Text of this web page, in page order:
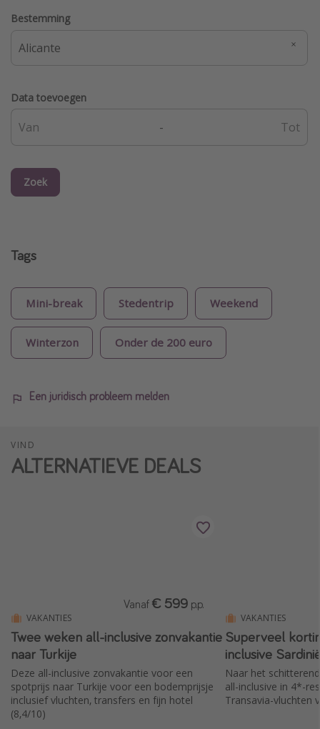
Bestemming
Data toevoegen
-
Zoek
Tags
Mini-break Stedentrip Weekend
Winterzon Onder de 200 euro
Een juridisch probleem melden
VIND
ALTERNATIEVE DEALS
VAKANTIES
Twee weken all-inclusive zonvakantie
naar Turkije
Deze all-inclusive zonvakantie voor een
spotprijs naar Turkije voor een bodemprijsje
inclusief vluchten, transfers en fijn hotel
(8,4/10)
Vanaf € 599 p.p.
VAKANTIES
Superveel
inclusive
Naar het
all-inclusive in 4*-
Transavia-vluchten